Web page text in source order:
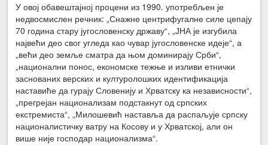
У овој обавештајној процени из 1990. употребљен је
недвосмислен речник: „Снажне центрифугалне силе цепају
70 година стару југословенску државу“, „ЈНА је изгубила
највећи део свог угледа као чувар југословенске идеје“, а
„већи део земље сматра да њом доминирају Срби“,
„национални понос, економске тежње и изливи етнички
заснованих верских и културолошких идентификација
наставиће да гурају Словенију и Хрватску ка независности“,
„прегрејан национализам подстакнут од српских
екстремиста“, „Милошевић наставља да распаљује српску
националистичку ватру на Косову и у Хрватској, али он
више није господар национализма“.